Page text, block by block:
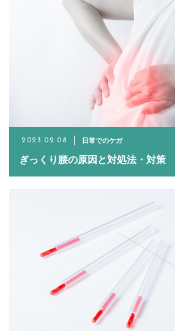
2023.02.08 日常でのケガ
ぎっくり腰の原因と対処法・対策